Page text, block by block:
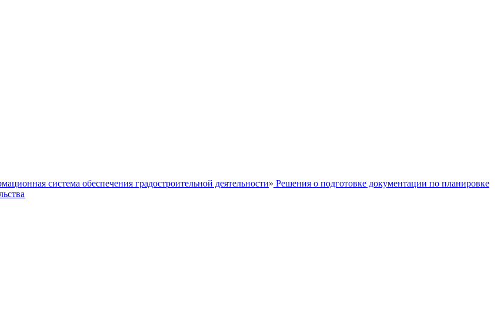
система обеспечения градостроительной деятельности» Решения о подготовке документации по планировке